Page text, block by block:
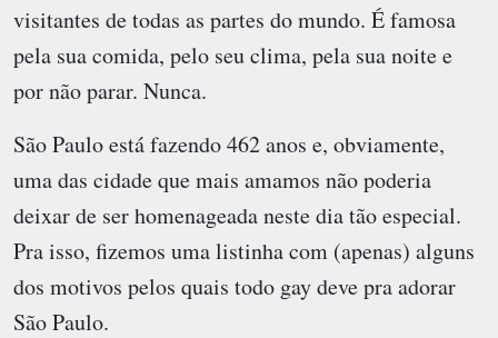
visitantes de todas as partes do mundo. É famosa
pela sua comida, pelo seu clima, pela sua noite e
por não parar. Nunca.
São Paulo está fazendo 462 anos e, obviamente,
uma das cidade que mais amamos não poderia
deixar de ser homenageada neste dia tão especial.
Pra isso, fizemos uma listinha com (apenas) alguns
dos motivos pelos quais todo gay deve pra adorar
São Paulo.